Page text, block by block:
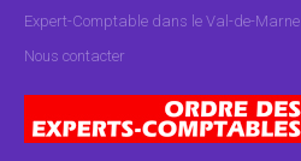
Expert-Comptable dans le Val-de-Marne
Nous contacter